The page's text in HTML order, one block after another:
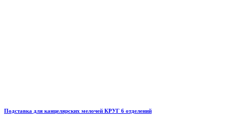
Подставка для канцелярских мелочей КРУГ 6 отделений